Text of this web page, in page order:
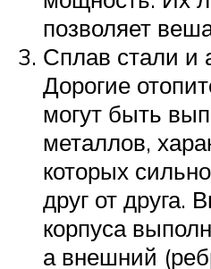
позволяет
Сплав стали и
Дорогие
могут быть
металлов,
которых
друг от друга.
корпуса
а внешний